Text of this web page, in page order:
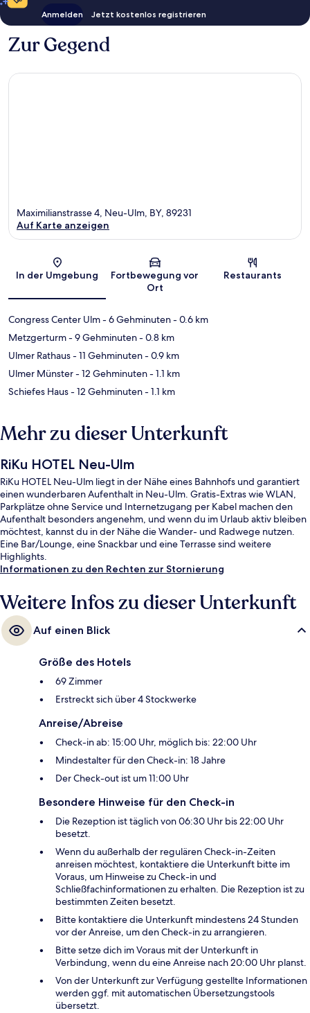
Anmelden Jetzt kostenlos registrieren
Zur Gegend
Karte
Maximilianstrasse 4, Neu-Ulm, BY, 89231
Auf Karte anzeigen
In der Umgebung
Fortbewegung vor
Ort
Restaurants
Congress Center Ulm- 6 Gehminuten- 0.6 km
Metzgerturm- 9 Gehminuten- 0.8 km
Ulmer Rathaus- 11 Gehminuten- 0.9 km
Ulmer Münster- 12 Gehminuten- 1.1 km
Schiefes Haus- 12 Gehminuten- 1.1 km
Mehr zu dieser Unterkunft
RiKu HOTEL Neu-Ulm
RiKu HOTEL Neu-Ulm liegt in der Nähe eines Bahnhofs und garantiert
einen wunderbaren Aufenthalt in Neu-Ulm. Gratis-Extras wie WLAN,
Parkplätze ohne Service und Internetzugang per Kabel machen den
Aufenthalt besonders angenehm, und wenn du im Urlaub aktiv bleiben
möchtest, kannst du in der Nähe die Wander- und Radwege nutzen.
Eine Bar/Lounge, eine Snackbar und eine Terrasse sind weitere
Highlights.
Informationen zu den Rechten zur Stornierung
Weitere Infos zu dieser Unterkunft
Auf einen Blick
Größe des Hotels
69 Zimmer
Erstreckt sich über 4 Stockwerke
Anreise/Abreise
Check-in ab: 15:00 Uhr, möglich bis: 22:00 Uhr
Mindestalter für den Check-in: 18 Jahre
Der Check-out ist um 11:00 Uhr
Besondere Hinweise für den Check-in
Die Rezeption ist täglich von 06:30 Uhr bis 22:00 Uhr
besetzt.
Wenn du außerhalb der regulären Check-in-Zeiten
anreisen möchtest, kontaktiere die Unterkunft bitte im
Voraus, um Hinweise zu Check-in und
Schließfachinformationen zu erhalten. Die Rezeption ist zu
bestimmten Zeiten besetzt.
Bitte kontaktiere die Unterkunft mindestens 24 Stunden
vor der Anreise, um den Check-in zu arrangieren.
Bitte setze dich im Voraus mit der Unterkunft in
Verbindung, wenn du eine Anreise nach 20:00 Uhr planst.
Von der Unterkunft zur Verfügung gestellte Informationen
werden ggf. mit automatischen Übersetzungstools
übersetzt.